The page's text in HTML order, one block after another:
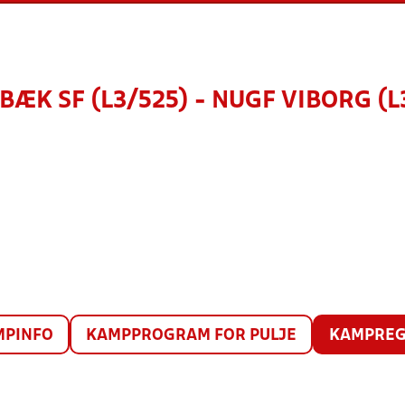
SF (L3/525) - NUGF VIBORG
KAMPPROGRAM FOR PULJE